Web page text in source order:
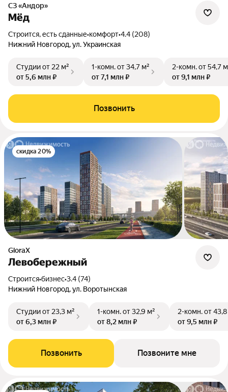
СЗ «Андор»
Мёд
Строится, есть сданные•комфорт•4.4 (208)
Нижний Новгород, ул. Украинская
Студииот 22 м²
от 5,6 млн ₽
1-комн.от 34,7 м²
от 7,1 млн ₽
2-комн.от 54,7
от 9,1 млн ₽
Позвонить
скидка 20%
GloraX
Левобережный
Строится•бизнес•3.4 (74)
Нижний Новгород, ул. Воротынская
Студииот 23,3 м²
от 6,3 млн ₽
1-комн.от 32,9 м²
от 8,2 млн ₽
2-комн.от
от 9,5 млн ₽
Позвонить Позвоните мне